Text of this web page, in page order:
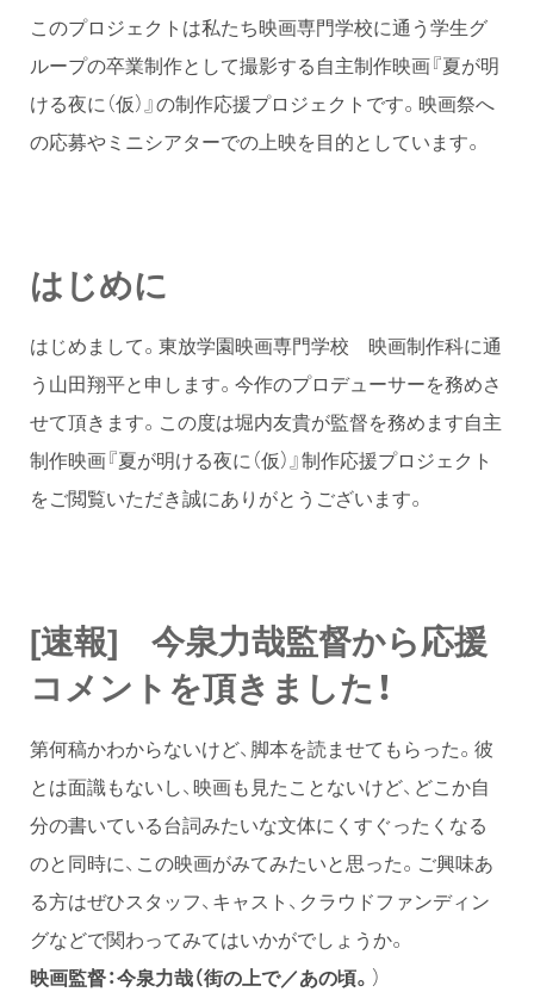
このプロジェクトは私たち映画専門学校に通う学生グ
ループの卒業制作として撮影する自主制作映画『夏が明
ける夜に（仮）』の制作応援プロジェクトです。映画祭へ
の応募やミニシアターでの上映を目的としています。
はじめに
はじめまして。東放学園映画専門学校 映画制作科に通
う山田翔平と申します。今作のプロデューサーを務めさ
せて頂きます。この度は堀内友貴が監督を務めます自主
制作映画『夏が明ける夜に（仮）』制作応援プロジェクト
をご閲覧いただき誠にありがとうございます。
[速報] 今泉力哉監督から応援
コメントを頂きました！
第何稿かわからないけど、脚本を読ませてもらった。彼
とは面識もないし、映画も見たことないけど、どこか自
分の書いている台詞みたいな文体にくすぐったくなる
のと同時に、この映画がみてみたいと思った。ご興味あ
る方はぜひスタッフ、キャスト、クラウドファンディン
グなどで関わってみてはいかがでしょうか。
映画監督：今泉力哉（街の上で／あの頃。 ）